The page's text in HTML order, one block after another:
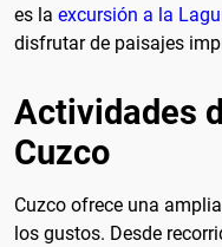
es la excursión a la
disfrutar de paisajes
Actividades
Cuzco
Cuzco ofrece una
los gustos. Desde